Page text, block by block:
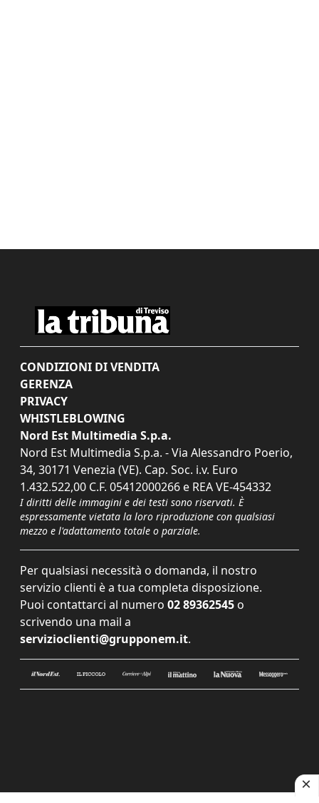
CONDIZIONI DI VENDITA
GERENZA
PRIVACY
WHISTLEBLOWING
Nord Est Multimedia S.p.a.
Nord Est Multimedia S.p.a. - Via Alessandro Poerio,
34, 30171 Venezia (VE). Cap. Soc. i.v. Euro
1.432.522,00 C.F. 05412000266 e REA VE-454332
I diritti delle immagini e dei testi sono riservati. È
espressamente vietata la loro riproduzione con qualsiasi
mezzo e l'adattamento totale o parziale.
Per qualsiasi necessità o domanda, il nostro
servizio clienti è a tua completa disposizione.
Puoi contattarci al numero 02 89362545 o
scrivendo una mail a
servizioclienti@grupponem.it.